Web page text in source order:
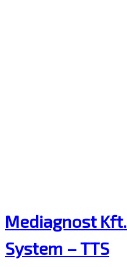
Mediagnost
System – TTS